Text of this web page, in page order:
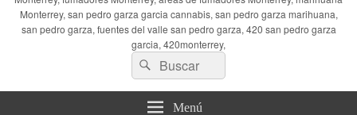
Monterrey, san pedro garza garcia cannabis, san pedro garza marihuana,
san pedro garza, fuentes del valle san pedro garza, 420 san pedro garza
garcia, 420monterrey,
Buscar
por:
Buscar
Menú